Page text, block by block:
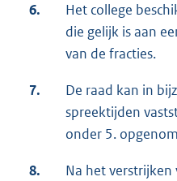
6.
Het college
die gelijk is aan
van de fracties.
7.
De raad kan in
spreektijden
onder 5.
8.
Na het